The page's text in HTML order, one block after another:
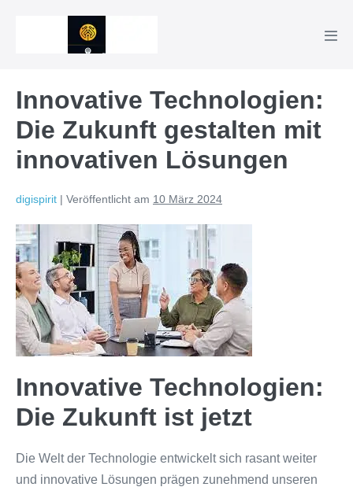
Innovative Technologien:
Die Zukunft gestalten mit
innovativen Lösungen
digispirit | Veröffentlicht am 10 März 2024
Innovative Technologien:
Die Zukunft ist jetzt
Die Welt der Technologie entwickelt sich rasant weiter
und innovative Lösungen prägen zunehmend unseren